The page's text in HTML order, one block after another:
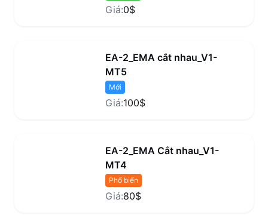
Giá:0$
EA-2_EMA cắt nhau_V1-
MT5
Mới
Giá:100$
EA-2_EMA Cắt nhau_V1-
MT4
Phổ biến
Giá:80$